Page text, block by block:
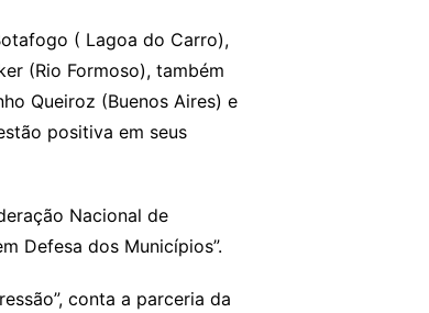
( Lagoa do Carro),
(Rio Formoso), também
Queiroz (Buenos Aires) e
positiva em seus
Nacional de
Defesa dos Municípios”.
conta a parceria da